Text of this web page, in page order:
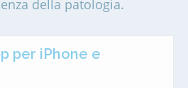
della patologia.
per iPhone e